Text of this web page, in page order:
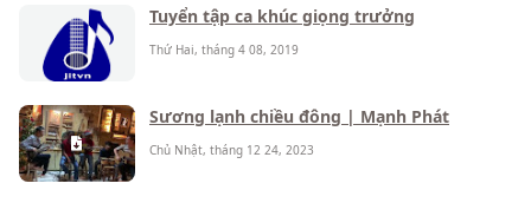
Tuyển tập ca khúc giọng trưởng
Thứ Hai, tháng 4 08, 2019
Sương lạnh chiều đông | Mạnh Phát
Chủ Nhật, tháng 12 24, 2023